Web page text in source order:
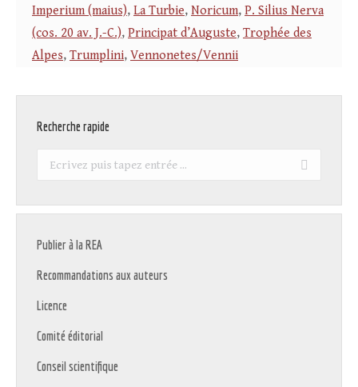
Imperium (maius), La Turbie, Noricum, P. Silius Nerva
(cos. 20 av. J.-C.), Principat d’Auguste, Trophée des
Alpes, Trumplini, Vennonetes/Vennii
Recherche rapide
Recherche
Publier à la REA
Recommandations aux auteurs
Licence
Comité éditorial
Conseil scientifique